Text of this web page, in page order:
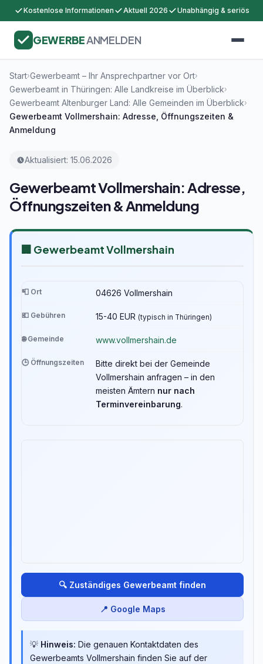
Kostenlose Informationen Aktuell 2026 Unabhängig & seriös
GEWERBEANMELDEN
Start›Gewerbeamt – Ihr Ansprechpartner vor Ort›
Gewerbeamt in Thüringen: Alle Landkreise im Überblick›
Gewerbeamt Altenburger Land: Alle Gemeinden im Überblick›
Gewerbeamt Vollmershain: Adresse, Öffnungszeiten &
Anmeldung
Aktualisiert: 15.06.2026
Gewerbeamt Vollmershain: Adresse,
Öffnungszeiten & Anmeldung
🏢 Gewerbeamt Vollmershain
📮 Ort 04626 Vollmershain
💶 Gebühren 15-40 EUR (typisch in Thüringen)
🌐 Gemeinde www.vollmershain.de
🕒 Öffnungszeiten
Bitte direkt bei der Gemeinde
Vollmershain anfragen – in den
meisten Ämtern nur nach
Terminvereinbarung.
🔍 Zuständiges Gewerbeamt finden
📍 Google Maps
💡 Hinweis: Die genauen Kontaktdaten des
Gewerbeamts Vollmershain finden Sie auf der